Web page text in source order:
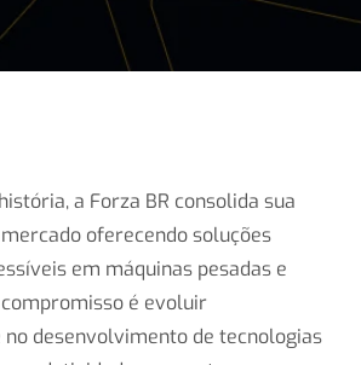
a Forza BR consolida sua
oferecendo soluções
em máquinas pesadas e
é evoluir
desenvolvimento de tecnologias